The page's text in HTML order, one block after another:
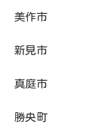
美作市
新見市
真庭市
勝央町